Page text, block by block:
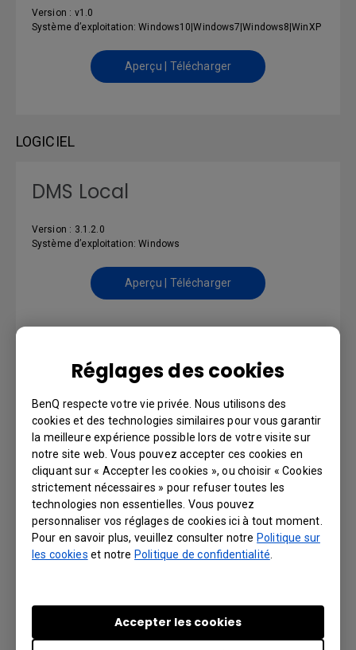
Réglages des cookies
BenQ respecte votre vie privée. Nous utilisons des
cookies et des technologies similaires pour vous garantir
la meilleure expérience possible lors de votre visite sur
notre site web. Vous pouvez accepter ces cookies en
cliquant sur « Accepter les cookies », ou choisir « Cookies
strictement nécessaires » pour refuser toutes les
technologies non essentielles. Vous pouvez
personnaliser vos réglages de cookies ici à tout moment.
Pour en savoir plus, veuillez consulter notre Politique sur
les cookies et notre Politique de confidentialité
Accepter les cookies
Version : v1.0
Système d’exploitation: Windows10|Windows7|Windows8|WinXP
Aperçu | Télécharger
LOGICIEL
DMS Local
Version : 3.1.2.0
Système d’exploitation: Windows
Aperçu | Télécharger
MANUEL D’UTILISATION
User Manual
Aperçu | Télécharger
Langue: European French